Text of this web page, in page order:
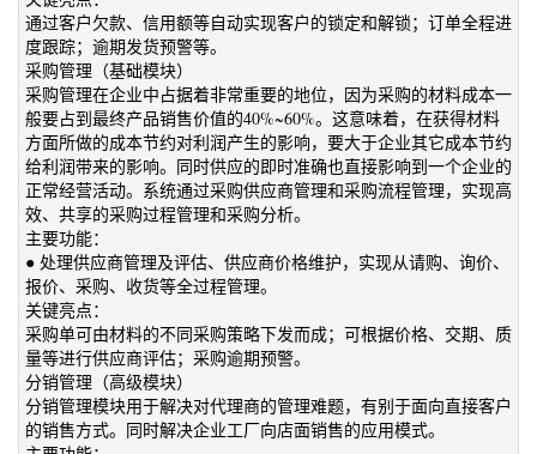
通过客户欠款、信用额等自动实现客户的锁定和解锁；订单全程进
度跟踪；逾期发货预警等。
采购管理（基础模块）
采购管理在企业中占据着非常重要的地位，因为采购的材料成本一
般要占到最终产品销售价值的40%~60%。这意味着，在获得材料
方面所做的成本节约对利润产生的影响，要大于企业其它成本节约
给利润带来的影响。同时供应的即时准确也直接影响到一个企业的
正常经营活动。系统通过采购供应商管理和采购流程管理，实现高
效、共享的采购过程管理和采购分析。
主要功能：
● 处理供应商管理及评估、供应商价格维护，实现从请购、询价、
报价、采购、收货等全过程管理。
关键亮点：
采购单可由材料的不同采购策略下发而成；可根据价格、交期、质
量等进行供应商评估；采购逾期预警。
分销管理（高级模块）
分销管理模块用于解决对代理商的管理难题，有别于面向直接客户
的销售方式。同时解决企业工厂向店面销售的应用模式。